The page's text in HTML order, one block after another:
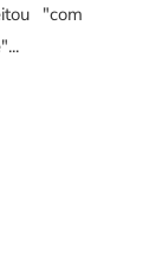
"com